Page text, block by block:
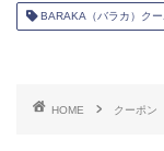
BARAKA（バラカ）クー
HOME クーポン